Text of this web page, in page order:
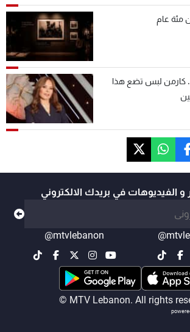
مئة عام
كارمن لبس تضع هذا
و الفيديوهات في بريدك الالكتروني
@mtvlebanon
© MTV Lebanon. All rights